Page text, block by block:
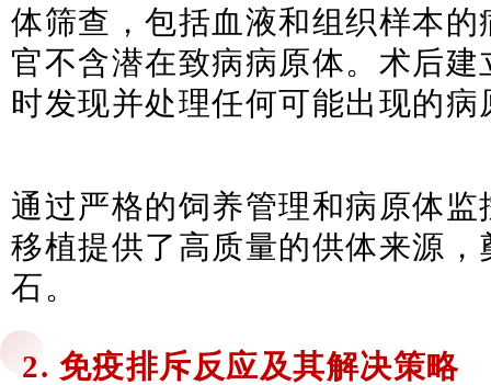
体筛查，包括血液和组织样本
官不含潜在致病病原体。术后
时发现并处理任何可能出现的
通过严格的饲养管理和病原体
移植提供了高质量的供体来源
石。
2. 免疫排斥反应及其解决策略